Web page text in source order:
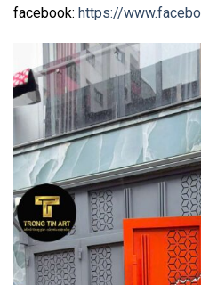
facebook: https://